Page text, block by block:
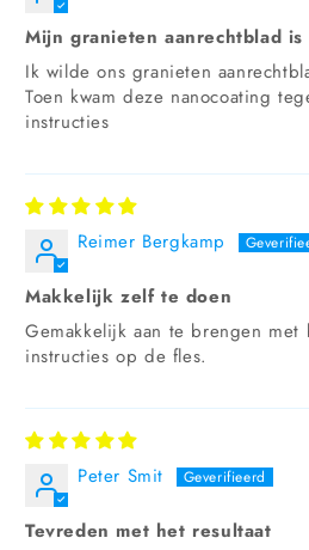
Mijn granieten aanrechtblad
Ik wilde ons granieten
Toen kwam deze nanocoating
instructies
Reimer Bergkamp
Makkelijk zelf te doen
Gemakkelijk aan te brengen
instructies op de fles.
Peter Smit
Tevreden met het resultaat